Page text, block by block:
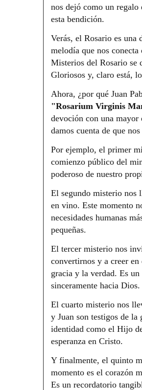
nos dejó como un
esta bendición.
Verás, el Rosario es una
melodía que nos
Misterios del Rosario se
Gloriosos y, claro está,
Ahora, ¿por qué Juan
"Rosarium Virginis
devoción con una
damos cuenta de que
Por ejemplo, el primer
comienzo público del
poderoso de nuestro
El segundo misterio nos
en vino. Este momento
necesidades humanas
pequeñas.
El tercer misterio nos
convertirnos y a creer
gracia y la verdad. Es
sinceramente hacia Dios.
El cuarto misterio nos
y Juan son testigos de
identidad como el Hijo
esperanza en Cristo.
Y finalmente, el quinto
momento es el corazón
Es un recordatorio